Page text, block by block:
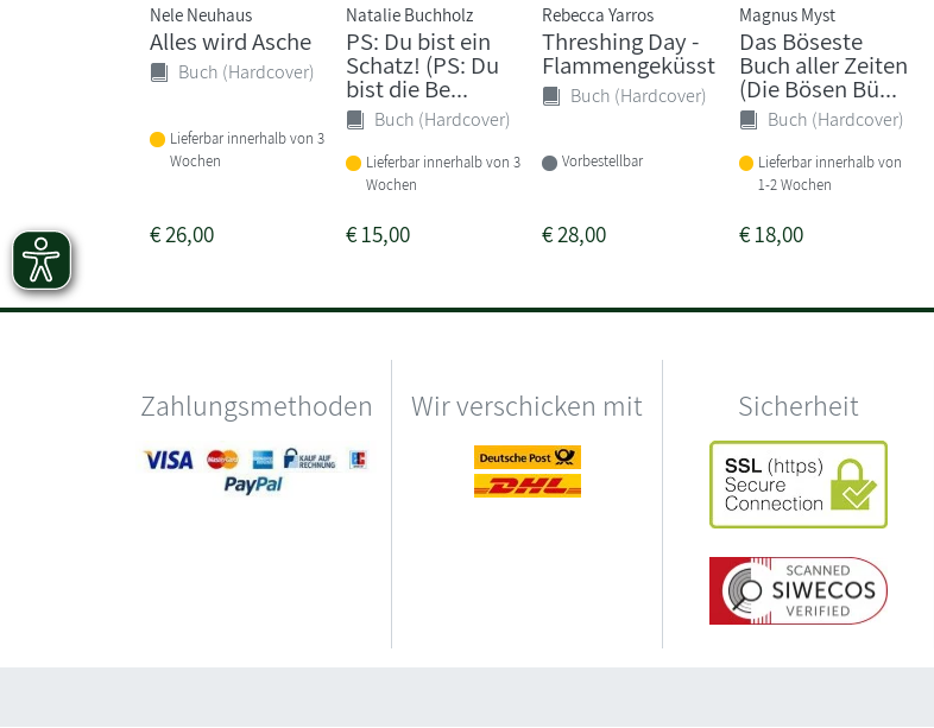
Nele Neuhaus
Alles wird Asche
Buch (Hardcover)
Lieferbar innerhalb von 3
Wochen
€26,00
Natalie Buchholz
PS: Du bist ein
Schatz! (PS: Du
bist die Be...
Buch (Hardcover)
Lieferbar innerhalb von 3
Wochen
€15,00
Rebecca Yarros
Threshing Day -
Flammengeküsst
Buch (Hardcover)
Vorbestellbar
€28,00
Magnus Myst
Das Böseste
Buch aller Zeiten
(Die Bösen Bü...
Buch (Hardcover)
Lieferbar innerhalb von
1-2 Wochen
€18,00
Zahlungsmethoden Wir verschicken mit Sicherheit